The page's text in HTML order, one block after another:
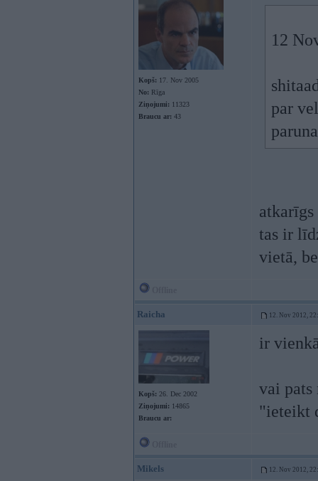
Kopš: 17. Nov 2005
No: Rīga
Ziņojumi: 11323
Braucu ar: 43
12
par
tas ir
vietā,
Raicha 12. Nov 2012,
Kopš: 26. Dec 2002
Ziņojumi: 14865
Braucu ar:
ir
vai pats
"ieteikt
Mikels 12. Nov 2012,